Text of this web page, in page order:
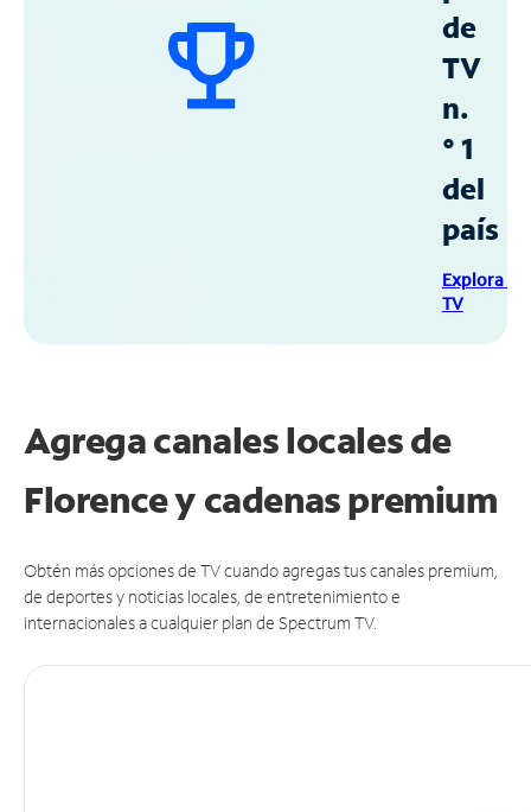
de
TV
n.
° 1
del
país
Explora
TV
Agrega canales locales de
Florence y cadenas premium
Obtén más opciones de TV cuando agregas tus canales premium,
de deportes y noticias locales, de entretenimiento e
internacionales a cualquier plan de Spectrum TV.